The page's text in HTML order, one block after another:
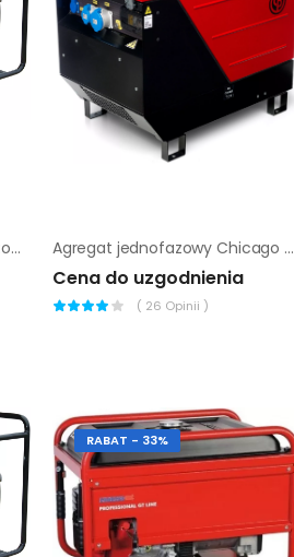
Agregat prądotwórczy trójfazowy Sumera Motor SMG-14TE-K Agregat jednofazowy Chicago Pneumatic CPPG 14AS |
Cena do uzgodnienia
( 26 Opinii )
RABAT - 33%